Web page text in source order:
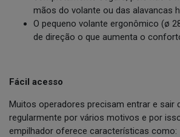
mãos do volante ou das alavancas
O pequeno volante ergonômico (ø
de direção o que aumenta o
Fácil acesso
Muitos operadores precisam entrar e sair
regularmente por vários motivos e por
empilhador oferece características como: